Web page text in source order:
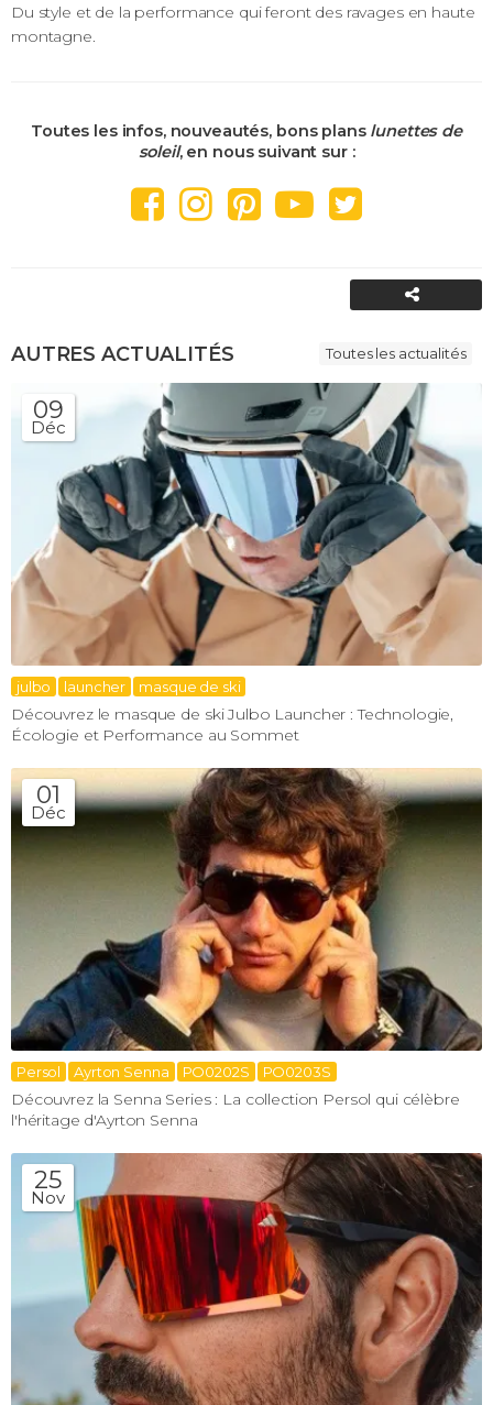
Du style et de la performance qui feront des ravages en haute
montagne.
Toutes les infos, nouveautés, bons plans lunettes de
soleil, en nous suivant sur :
AUTRES ACTUALITÉS Toutes les actualités
09
Déc
julbo launcher masque de ski
Découvrez le masque de ski Julbo Launcher : Technologie,
Écologie et Performance au Sommet
01
Déc
Persol Ayrton Senna PO0202S PO0203S
Découvrez la Senna Series : La collection Persol qui célèbre
l'héritage d'Ayrton Senna
25
Nov